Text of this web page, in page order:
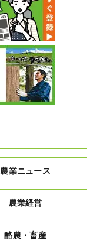
農業ニュース
農業経営
酪農・畜産